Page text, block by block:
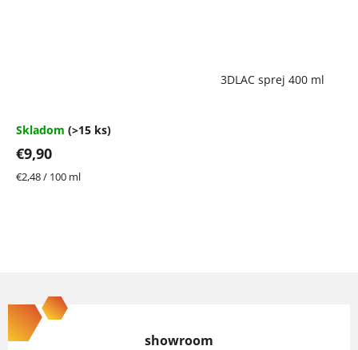
3DLAC sprej 400 ml
4,7
5
hviezdičiek.
Skladom (>15 ks)
€9,90
Jednotková
€2,48 / 100 ml
á
p
showroom